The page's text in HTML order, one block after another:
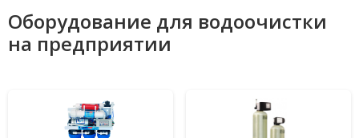
Оборудование для водоочистки
на предприятии